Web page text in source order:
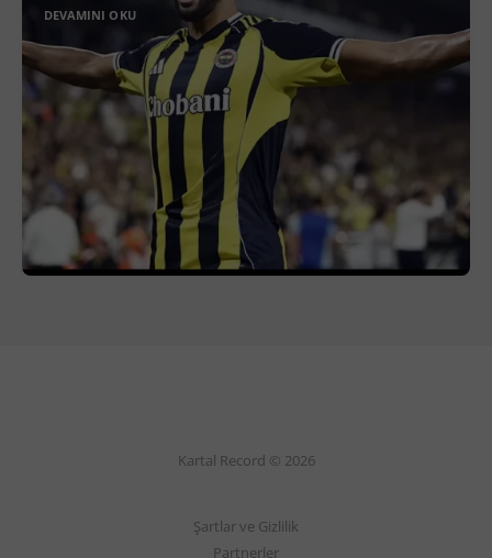
DEVAMINI OKU
Kartal Record © 2026
Şartlar ve Gizlilik
Partnerler